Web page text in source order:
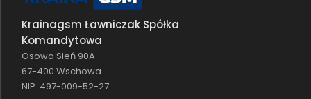
Krainagsm Ławniczak Spółka
Komandytowa
Osowa Sień 90A
67-400 Wschowa
NIP: 497-009-52-27